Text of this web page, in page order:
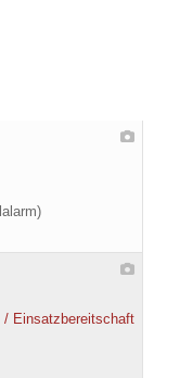
/ Einsatzbereitschaft